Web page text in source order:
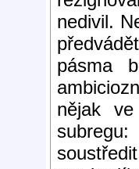
nedivil.
pásma
nějak